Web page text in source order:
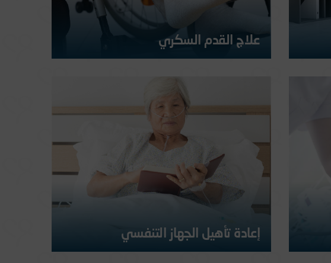
في
علاج القدم السكري
إعادة تأهيل الجهاز التنفسي